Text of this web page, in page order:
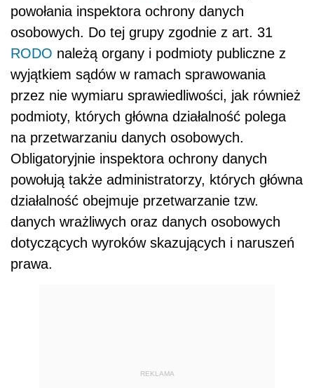
powołania inspektora ochrony danych
osobowych. Do tej grupy zgodnie z art. 31
RODO należą organy i podmioty publiczne z
wyjątkiem sądów w ramach sprawowania
przez nie wymiaru sprawiedliwości, jak również
podmioty, których główna działalność polega
na przetwarzaniu danych osobowych.
Obligatoryjnie inspektora ochrony danych
powołują także administratorzy, których główna
działalność obejmuje przetwarzanie tzw.
danych wrażliwych oraz danych osobowych
dotyczących wyroków skazujących i naruszeń
prawa.
REKLAMA